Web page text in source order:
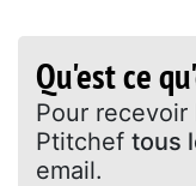
Qu'est ce
Pour recevoir
Ptitchef tous
email.